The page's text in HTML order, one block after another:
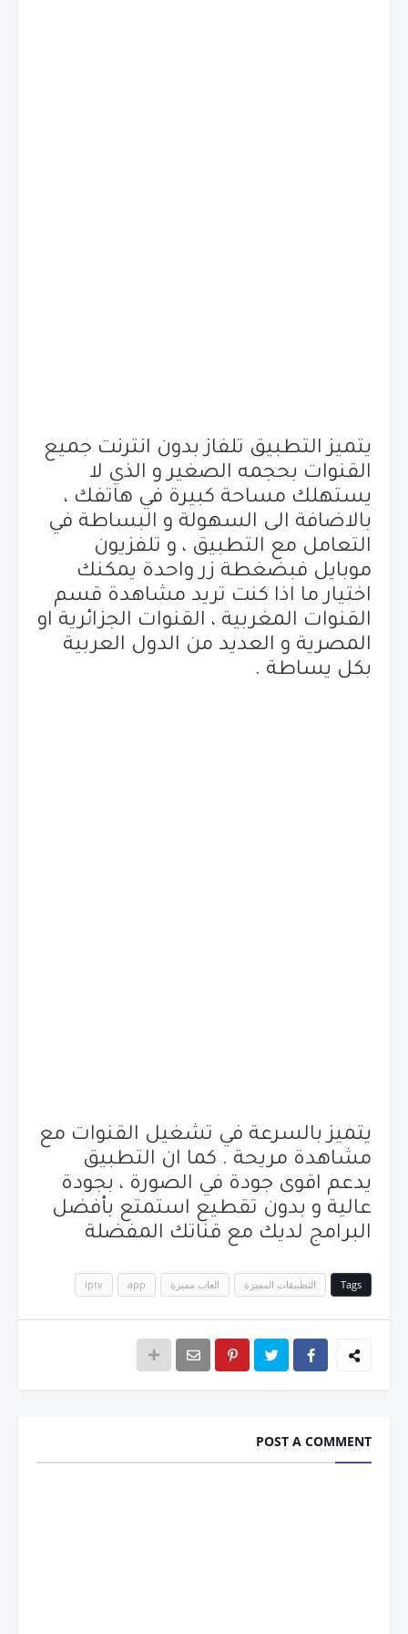
يتميز التطبيق تلفاز بدون انترنت جميع
القنوات بحجمه الصغير و الذي لا
يستهلك مساحة كبيرة في هاتفك ،
بالاضافة الى السهولة و البساطة في
التعامل مع التطبيق ، و تلفزيون
موبايل فبضغطة زر واحدة يمكنك
اختيار ما اذا كنت تريد مشاهدة قسم
القنوات المغربية ، القنوات الجزائرية او
المصرية و العديد من الدول العربية
بكل يساطة .
يتميز بالسرعة في تشغيل القنوات مع
مشاهدة مريحة . كما ان التطبيق
يدعم اقوى جودة في الصورة ، بجودة
عالية و بدون تقطيع استمتع بأفضل
البرامج لديك مع قناتك المفضلة
Tags التطبيقات المميزة العاب مميزة app
iptv
POST A COMMENT